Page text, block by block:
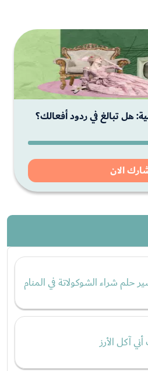
هل تبالغ في ردود أفعالك؟
الان
حلم شراء الشوكولاتة في المنام
آكل الأرز